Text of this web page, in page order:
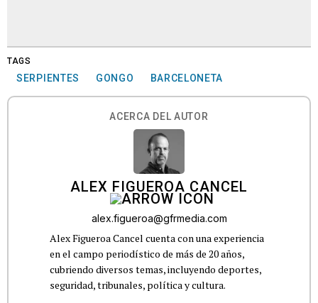
TAGS
SERPIENTES GONGO BARCELONETA
ACERCA DEL AUTOR
ALEX FIGUEROA CANCEL
alex.figueroa@gfrmedia.com
Alex Figueroa Cancel cuenta con una experiencia
en el campo periodístico de más de 20 años,
cubriendo diversos temas, incluyendo deportes,
seguridad, tribunales, política y cultura.